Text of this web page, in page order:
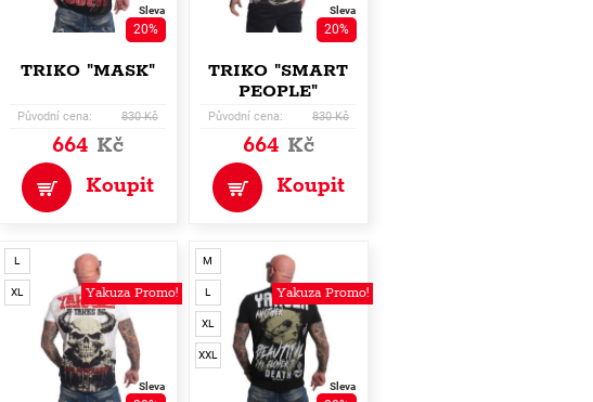
Sleva
20%
TRIKO "MASK"
Původní cena: 830 Kč
664 Kč
Koupit
Sleva
20%
TRIKO "SMART
PEOPLE"
Původní cena: 830 Kč
664 Kč
Koupit
Yakuza Promo!
L
XL
Sleva
Yakuza Promo!
M
L
XL
XXL
Sleva